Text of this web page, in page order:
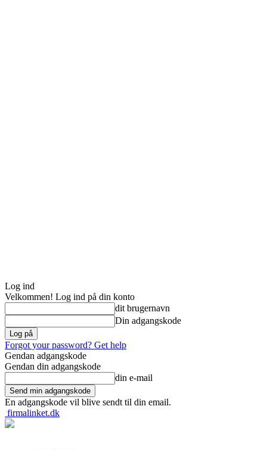
Log ind
Velkommen! Log ind på din konto
dit brugernavn
Din adgangskode
Forgot your password? Get help
Gendan adgangskode
Gendan din adgangskode
din e-mail
En adgangskode vil blive sendt til din email.
firmalinket.dk